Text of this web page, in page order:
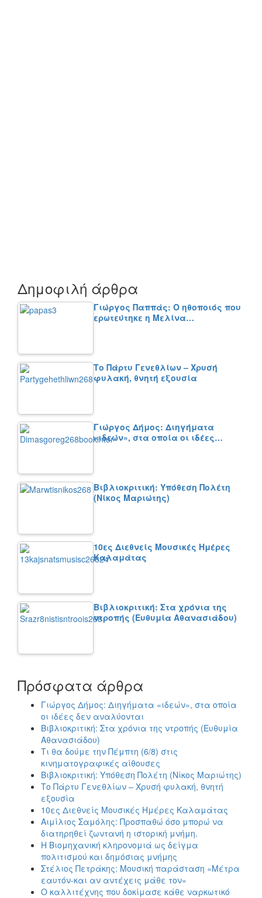
Δημοφιλή άρθρα
Γιώργος Παππάς: Ο ηθοποιός που
ερωτεύτηκε η Μελίνα…
Το Πάρτυ Γενεθλίων – Χρυσή
φυλακή, θνητή εξουσία
Γιώργος Δήμος: Διηγήματα
«ιδεών», στα οποία οι ιδέες…
Βιβλιοκριτική: Υπόθεση Πολέτη
(Νίκος Μαριώτης)
10ες Διεθνείς Μουσικές Ημέρες
Καλαμάτας
Βιβλιοκριτική: Στα χρόνια της
ντροπής (Ευθυμία Αθανασιάδου)
Πρόσφατα άρθρα
Γιώργος Δήμος: Διηγήματα «ιδεών», στα οποία
οι ιδέες δεν αναλύονται
Βιβλιοκριτική: Στα χρόνια της ντροπής (Ευθυμία
Αθανασιάδου)
Τι θα δούμε την Πέμπτη (6/8) στις
κινηματογραφικές αίθουσες
Βιβλιοκριτική: Υπόθεση Πολέτη (Νίκος Μαριώτης)
Το Πάρτυ Γενεθλίων – Χρυσή φυλακή, θνητή
εξουσία
10ες Διεθνείς Μουσικές Ημέρες Καλαμάτας
Αιμίλιος Σαμόλης: Προσπαθώ όσο μπορώ να
διατηρηθεί ζωντανή η ιστορική μνήμη.
Η Βιομηχανική κληρονομιά ως δείγμα
πολιτισμού και δημόσιας μνήμης
Στέλιος Πετράκης: Μουσική παράσταση «Μέτρα
εαυτόν-και αν αντέχεις μάθε τον»
Ο καλλιτέχνης που δοκίμασε κάθε ναρκωτικό